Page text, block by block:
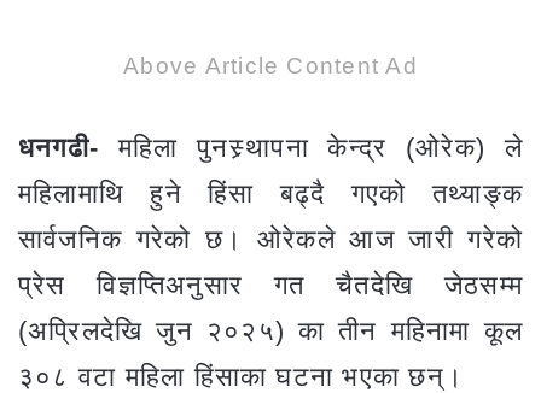
Above Article Content Ad
धनगढी-महिला पुनस्र्थापना केन्द्र (ओरेक) ले
महिलामाथि हुने हिंसा बढ्दै गएको तथ्याङ्क
सार्वजनिक गरेको छ। ओरेकले आज जारी गरेको
प्रेस विज्ञप्तिअनुसार गत चैतदेखि जेठसम्म
(अप्रिलदेखि जुन २०२५) का तीन महिनामा कूल
३०८ वटा महिला हिंसाका घटना भएका छन्।